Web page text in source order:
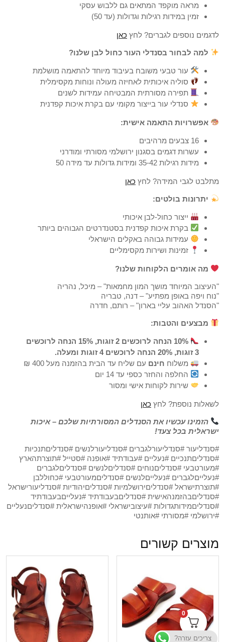
מראה מוקפד המתאים גם ללבוש עסקי
זמין במידות רגילות וגדולות (עד 50)
לדגמים נוספים לגברים? לחץ כאן
למה לבחור בסנדלי העור כחול לבן שלנו?
עור טבעי משובח בעיבוד מיוחד להתאמה מושלמת
סוליה איכותית לאחיזה מעולה ונוחות מקסימלית
תפירה מסורתית המבטיחה עמידות לשנים
סנדלי עור בייצור מקומי עם בקרת איכות קפדנית
אפשרויות התאמה אישית:
16 צבעים מרהיבים
עשרות דגמים בסגנון ירושלמי מסורתי ומודרני
מידות רגילות 35-42 ומידות גדולות עד מידה 50
מתלבט לגבי המידה? לחץ כאן
יתרונות בולטים:
ייצור כחול-לבן איכותי
בקרת איכות קפדנית בסטנדרטים הגבוהים ביותר
עמידות גבוהה באקלים הישראלי
זמינות ושירות מקסימליים
מה אומרים הלקוחות שלנו?
"העיצוב המיוחד מושך המון מחמאות" – מיכל, נהריה
"נוח ויפה באופן מפתיע" – דנה, טבריה
"הסנדל האהוב עליי בארון" – רותם, חדרה
מבצעים והטבות:
10% הנחה לרוכשים 2 זוגות, 15% הנחה לרוכשים
3 זוגות, 20% הנחה לרוכשים 4 זוגות ומעלה.
משלוח חינם עם שליח עד הבית בהזמנה מעל 400 ₪
החלפה והחזר כספי עד 14 יום
שירות לקוחות אישי ומסור
לשאלות נוספת? לחץ כאן
הזמינו עכשיו את הסנדלים המסורתיות שלכם – איכות
ישראלית בכל צעד!
#סנדליעור #סנדליעורלגברים #סנדליעורלנשים #סנדליםתנכיות
#סנדליםתנכיים #נעליים #עבודתיד #אופנה #סטייל #תוצרתהארץ
#מעורטבעי #סנדליםנוחים #סנדליםלנשים #סנדליםלגברים
#נעלייםלגברים #נעלייםלנשים #סנדליםמעורטבעי #כחוללבן
#תוצרתישראל #סנדליםירושלמיות #סנדליםיהודיות #סנדליעורישראל
#סנדליםבהזמנהאישית #סנדליםבעבודתיד #נעלייםבעבודתיד
#סנדליםמידותגדולות #עיצובישראלי #אופנהישראלית #סנדליםנעליים
#ירושלמי #מסורתי #אותנטי
מוצרים קשורים
צריכים עזרה?
0